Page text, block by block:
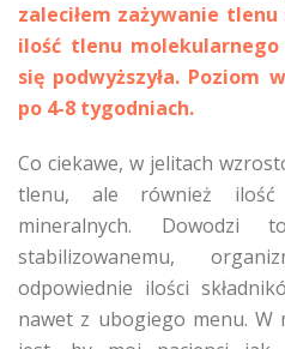
zaleciłem zażywanie
ilość tlenu
się podwyższyła. Poziom
po 4-8 tygodniach.
Co ciekawe, w jelitach
tlenu, ale również ilość
mineralnych.
stabilizowanemu,
odpowiednie ilości
nawet z ubogiego menu. W